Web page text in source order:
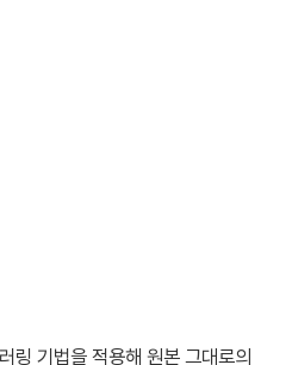
링 기법을 적용해 원본 그대로의